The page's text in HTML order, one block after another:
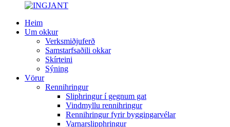
Heim
Um okkur
Verksmiðjuferð
Samstarfsaðili okkar
Skírteini
Sýning
Vörur
Rennihringur
Sliphringur í gegnum gat
Vindmyllu rennihringur
Rennihringur fyrir byggingarvélar
Varnarslipphringur